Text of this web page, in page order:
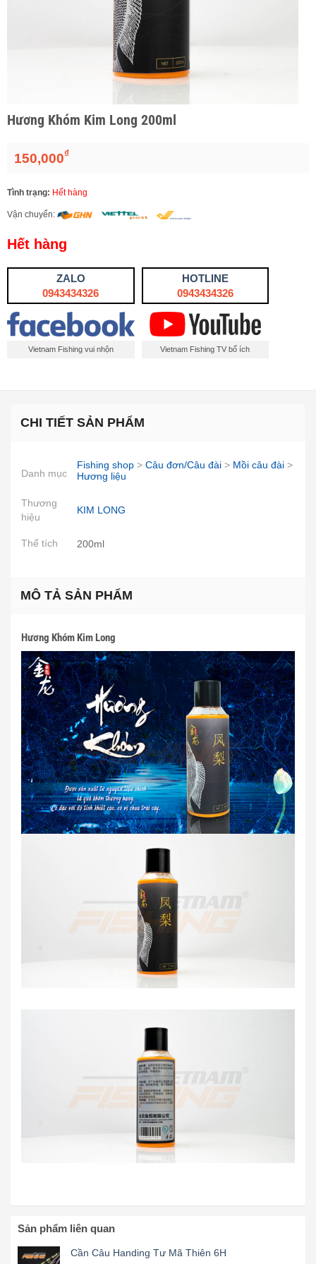
Hương Khóm Kim Long 200ml
150,000₫
Tình trạng: Hết hàng
Vận chuyển:
Hết hàng
ZALO
0943434326
HOTLINE
0943434326
Vietnam Fishing vui nhộn Vietnam Fishing TV bổ ích
CHI TIẾT SẢN PHẨM
Danh mục
Fishing shop > Câu đơn/Câu đài > Mồi câu đài >
Hương liệu
Thương
hiệu
KIM LONG
Thể tích 200ml
MÔ TẢ SẢN PHẨM
Hương Khóm Kim Long
Sản phẩm liên quan
Cần Câu Handing Tư Mã Thiên 6H